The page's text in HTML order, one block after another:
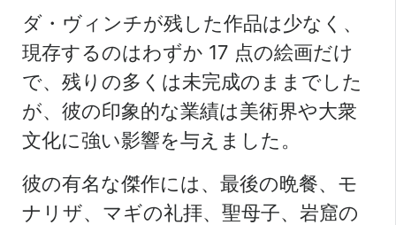
ダ・ヴィンチが残した作品は少なく、
現存するのはわずか 17 点の絵画だけ
で、残りの多くは未完成のままでした
が、彼の印象的な業績は美術界や大衆
文化に強い影響を与えました。
彼の有名な傑作には、最後の晩餐、モ
ナリザ、マギの礼拝、聖母子、岩窟の